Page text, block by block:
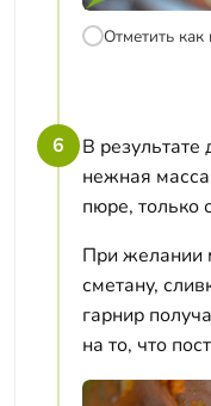
Отметить
6
В
нежная
пюре, только
При желании
сметану,
гарнир
на то, что